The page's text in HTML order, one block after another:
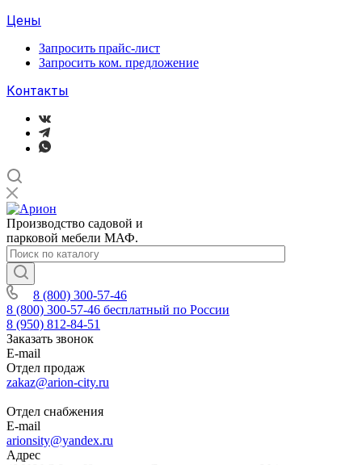
Цены
Запросить прайс-лист
Запросить ком. предложение
Контакты
Производство садовой и
парковой мебели МАФ.
8 (800) 300-57-46
8 (800) 300-57-46 бесплатный по России
8 (950) 812-84-51
Заказать звонок
E-mail
Отдел продаж
zakaz@arion-city.ru
Отдел снабжения
E-mail
arionsity@yandex.ru
Адрес